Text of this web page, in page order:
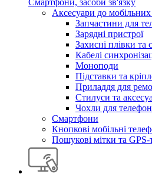
Смартфони, засоби зв'язку
Аксесуари до мобільних
Запчастини для
Зарядні пристрої
Захисні плівки та
Кабелі
Моноподи
Підставки та
Приладдя для
Стилуси та
Чохли для
Смартфони
Кнопкові мобільні
Пошукові мітки та GPS-